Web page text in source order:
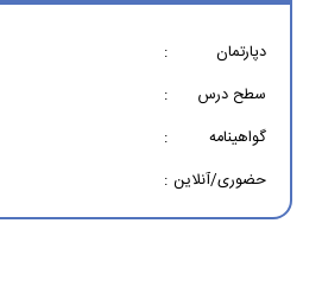
دپارتمان
:
سطح درس
:
گواهینامه
:
حضوری/آنلاین :